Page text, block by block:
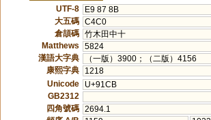
UTF-8
E9 87 8B
大五碼 C4C0
倉頡碼 竹木田中十
Matthews
5824
漢語大字典
（一版）3900；（二版）4156
康熙字典
1218
Unicode
U+91CB
GB2312
四角號碼 2694.1